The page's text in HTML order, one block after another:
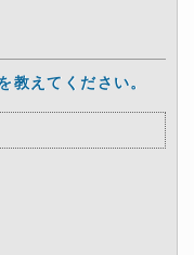
教えてください。